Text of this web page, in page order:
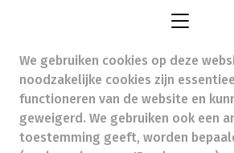
,
Ondernemingsnummer (BTW nr.)
Beroepstitel: Apotheker
Beroepsvereniging: Algemene
We gebruiken cookies op deze
noodzakelijke cookies zijn
functioneren van de website en
geweigerd. We gebruiken ook een
toestemming geeft, worden